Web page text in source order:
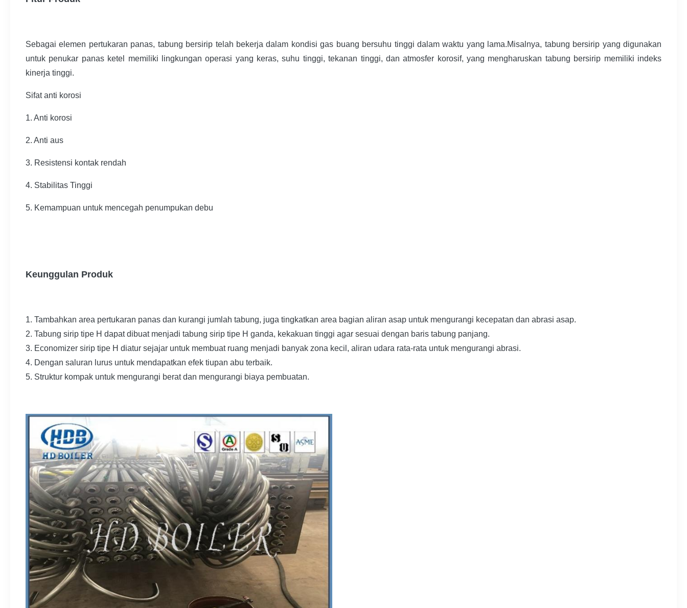
Sebagai elemen pertukaran panas, tabung bersirip telah bekerja dalam kondisi gas buang bersuhu tinggi dalam waktu yang lama.Misalnya, tabung bersirip yang digunakan
untuk penukar panas ketel memiliki lingkungan operasi yang keras, suhu tinggi, tekanan tinggi, dan atmosfer korosif, yang mengharuskan tabung bersirip memiliki indeks
kinerja tinggi.
Sifat anti korosi
1. Anti korosi
2. Anti aus
3. Resistensi kontak rendah
4. Stabilitas Tinggi
5. Kemampuan untuk mencegah penumpukan debu
Keunggulan Produk
1. Tambahkan area pertukaran panas dan kurangi jumlah tabung, juga tingkatkan area bagian aliran asap untuk mengurangi kecepatan dan abrasi asap.
2. Tabung sirip tipe H dapat dibuat menjadi tabung sirip tipe H ganda, kekakuan tinggi agar sesuai dengan baris tabung panjang.
3. Economizer sirip tipe H diatur sejajar untuk membuat ruang menjadi banyak zona kecil, aliran udara rata-rata untuk mengurangi abrasi.
4. Dengan saluran lurus untuk mendapatkan efek tiupan abu terbaik.
5. Struktur kompak untuk mengurangi berat dan mengurangi biaya pembuatan.